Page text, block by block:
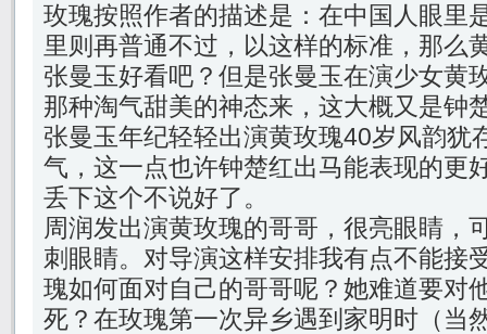
玫瑰按照作者的描述是：在中国人眼里
里则再普通不过，以这样的标准，那么
张曼玉好看吧？但是张曼玉在演少女黄
那种淘气甜美的神态来，这大概又是钟
张曼玉年纪轻轻出演黄玫瑰40岁风韵犹
气，这一点也许钟楚红出马能表现的更
丢下这个不说好了。
周润发出演黄玫瑰的哥哥，很亮眼睛，
刺眼睛。对导演这样安排我有点不能接
瑰如何面对自己的哥哥呢？她难道要对
死？在玫瑰第一次异乡遇到家明时（当